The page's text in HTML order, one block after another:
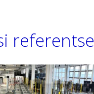
referentse